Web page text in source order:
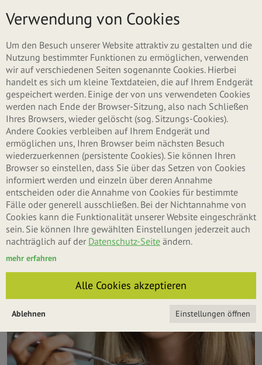
Menü
UNSERE DINKEL-WELT: VIELFÄLTIG,
BEKÖMMLICH, LECKER
Verwendung von Cookies
Um den Besuch unserer Website attraktiv zu gestalten und die
Nutzung bestimmter Funktionen zu ermöglichen, verwenden
wir auf verschiedenen Seiten sogenannte Cookies. Hierbei
handelt es sich um kleine Textdateien, die auf Ihrem Endgerät
gespeichert werden. Einige der von uns verwendeten Cookies
werden nach Ende der Browser-Sitzung, also nach Schließen
Ihres Browsers, wieder gelöscht (sog. Sitzungs-Cookies).
Andere Cookies verbleiben auf Ihrem Endgerät und
ermöglichen uns, Ihren Browser beim nächsten Besuch
wiederzuerkennen (persistente Cookies). Sie können Ihren
Browser so einstellen, dass Sie über das Setzen von Cookies
informiert werden und einzeln über deren Annahme
entscheiden oder die Annahme von Cookies für bestimmte
Fälle oder generell ausschließen. Bei der Nichtannahme von
Cookies kann die Funktionalität unserer Website eingeschränkt
sein. Sie können Ihre gewählten Einstellungen jederzeit auch
nachträglich auf der Datenschutz-Seite ändern.
mehr erfahren
Alle Cookies akzeptieren
Einstellungen öffnen
Ablehnen